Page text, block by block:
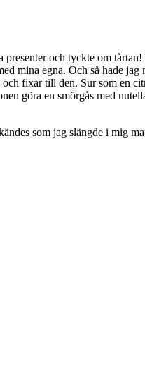
och tyckte om
mina egna. Och så hade jag
fixar till den. Sur som en
göra en smörgås med
som jag slängde i mig